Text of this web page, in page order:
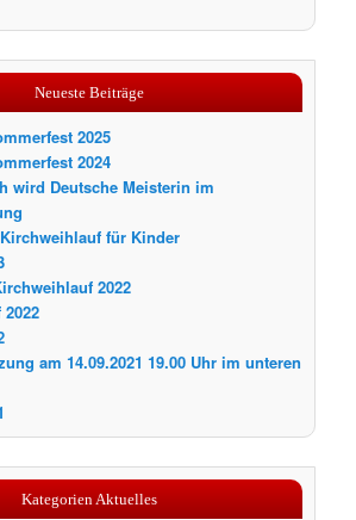
Neueste Beiträge
2025
2024
wird Deutsche Meisterin im
für Kinder
2022
am 14.09.2021 19.00 Uhr im unteren
Kategorien Aktuelles